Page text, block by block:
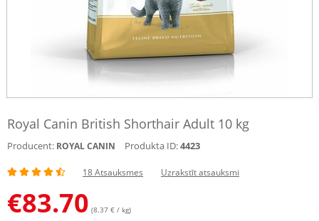
Royal Canin British Shorthair Adult 10 kg
Producent: ROYAL CANIN Produkta ID:4423
18 Atsauksmes Uzrakstīt atsauksmi
€83.70 (8.37 € / kg)